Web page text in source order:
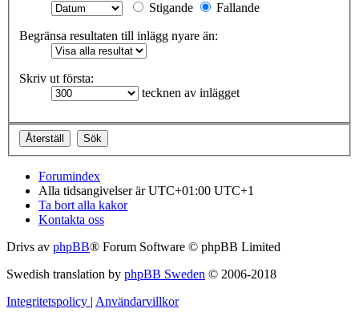
Stigande
Fallande
Begränsa resultaten till inlägg nyare än:
Skriv ut första:
tecknen av inlägget
Forumindex
Alla tidsangivelser är UTC+01:00 UTC+1
Ta bort alla kakor
Kontakta oss
Drivs av phpBB® Forum Software © phpBB Limited
Swedish translation by phpBB Sweden © 2006-2018
Integritetspolicy | Användarvillkor